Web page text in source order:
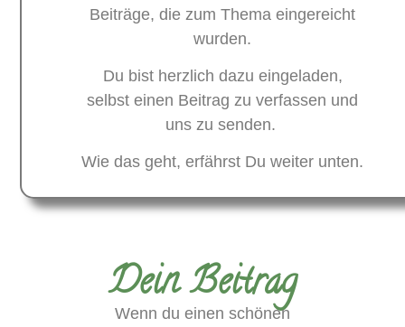
Beiträge, die zum Thema eingereicht
wurden.
Du bist herzlich dazu eingeladen,
selbst einen Beitrag zu verfassen und
uns zu senden.
Wie das geht, erfährst Du weiter unten.
Dein Beitrag
Wenn du einen schönen